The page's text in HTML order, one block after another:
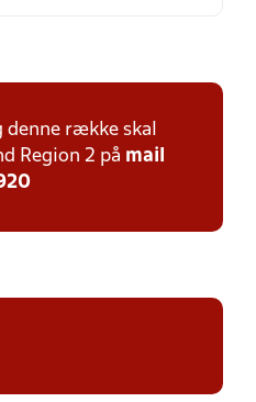
række skal
Region 2 på mail